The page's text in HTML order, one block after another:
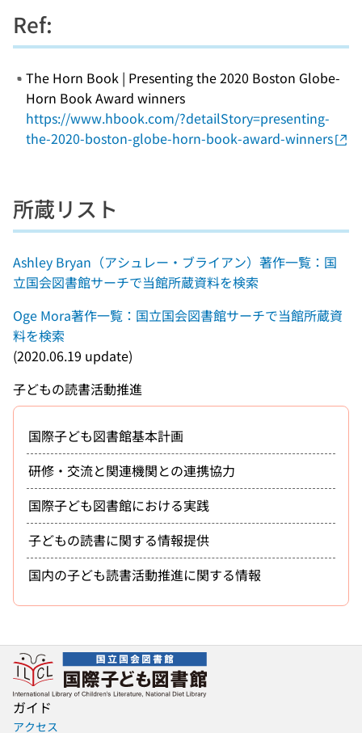
Ref:
The Horn Book | Presenting the 2020 Boston Globe-
Horn Book Award winners
https://www.hbook.com/?detailStory=presenting-
the-2020-boston-globe-horn-book-award-winners
所蔵リスト
Ashley Bryan（アシュレー・ブライアン）著作一覧：国
立国会図書館サーチで当館所蔵資料を検索
Oge Mora著作一覧：国立国会図書館サーチで当館所蔵資
料を検索
(2020.06.19 update)
子どもの読書活動推進
国際子ども図書館基本計画
研修・交流と関連機関との連携協力
国際子ども図書館における実践
子どもの読書に関する情報提供
国内の子ども読書活動推進に関する情報
ガイド
アクセス